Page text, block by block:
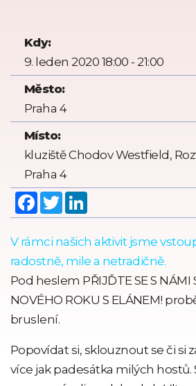
Kdy:
9. leden 2020 18:00 - 21:00
Město:
Praha 4
Místo:
kluziště Chodov Westfield,
Praha 4
Facebook
Twitter
V rámci našich aktivit jsme
radostně, mile a netradičně.
Pod heslem PŘIJĎTE SE S NÁMI
NOVÉHO ROKU S ELÁNEM!
bruslení.
Popovídat si, sklouznout se či si
více jak padesátka milých hostů.